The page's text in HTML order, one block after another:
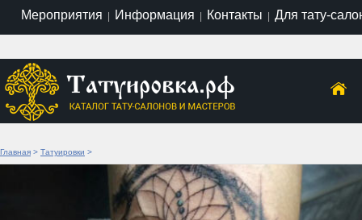
Мероприятия | Информация | Контакты | Для тату-
Главная > Татуировки >